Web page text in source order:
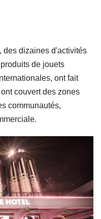
des dizaines d'activités
de jouets
ont fait
couvert des zones
communautés,